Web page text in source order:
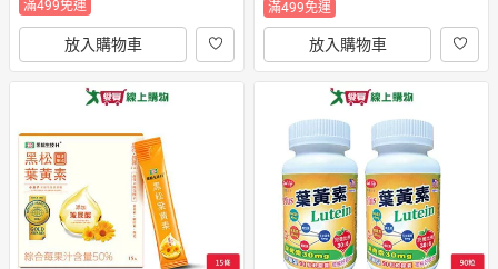
滿499免運
放入購物車
滿499免運
放入購物車